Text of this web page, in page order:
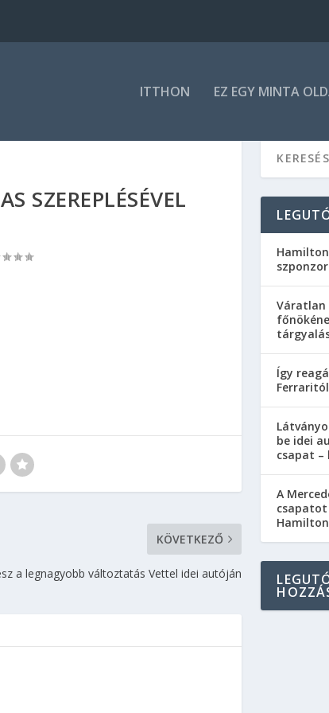
ITTHON EZ EGY MINTA
SZEREPLÉSÉVEL
KÖVETKEZŐ
a legnagyobb változtatás Vettel idei autóján
Váratlan
Így
be idei
csapat –
A
csapatot